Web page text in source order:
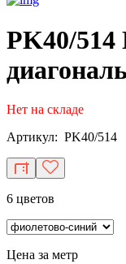
PK40/514
Нет на складе
Артикул: PK40/514
6 цветов
Цена за метр